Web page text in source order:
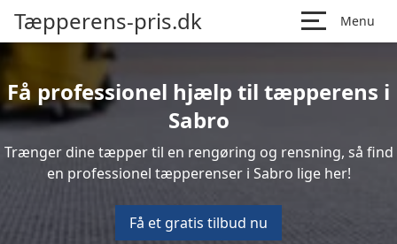
Tæpperens-pris.dk Menu
Få professionel hjælp til tæpperens i
Sabro
Trænger dine tæpper til en rengøring og rensning, så find
en professionel tæpperenser i Sabro lige her!
Få et gratis tilbud nu